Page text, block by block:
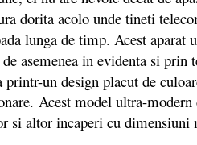
dorita acolo unde tineti
lunga de timp. Acest aparat
asemenea in evidenta si prin
un design placut de
Acest model ultra-
si altor incaperi cu dimensiuni